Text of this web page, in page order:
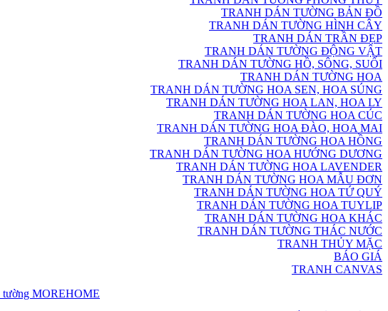
TRANH DÁN TƯỜNG BẢN ĐỒ
TRANH DÁN TƯỜNG HÌNH CÂY
TRANH DÁN TRẦN ĐẸP
TRANH DÁN TƯỜNG ĐỘNG VẬT
TRANH DÁN TƯỜNG HỒ, SÔNG, SUỐI
TRANH DÁN TƯỜNG HOA
TRANH DÁN TƯỜNG HOA SEN, HOA SÚNG
TRANH DÁN TƯỜNG HOA LAN, HOA LY
TRANH DÁN TƯỜNG HOA CÚC
TRANH DÁN TƯỜNG HOA ĐÀO, HOA MAI
TRANH DÁN TƯỜNG HOA HỒNG
TRANH DÁN TƯỜNG HOA HƯỚNG DƯƠNG
TRANH DÁN TƯỜNG HOA LAVENDER
TRANH DÁN TƯỜNG HOA MẪU ĐƠN
TRANH DÁN TƯỜNG HOA TỨ QUÝ
TRANH DÁN TƯỜNG HOA TUYLIP
TRANH DÁN TƯỜNG HOA KHÁC
TRANH DÁN TƯỜNG THÁC NƯỚC
TRANH THỦY MẶC
BÁO GIÁ
TRANH CANVAS